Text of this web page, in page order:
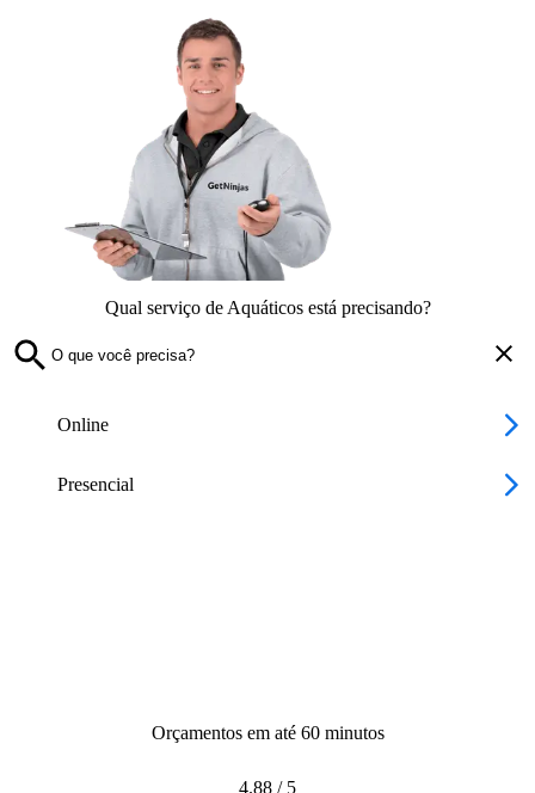
Qual serviço de Aquáticos está precisando?
Online
Presencial
Orçamentos em até 60 minutos
4.88 / 5